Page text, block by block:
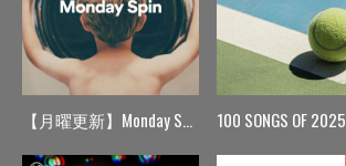
【月曜更新】Monday Spin 100 SONGS OF 2025